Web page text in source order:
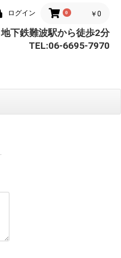
ログイン 0 ￥0
地下鉄難波駅から徒歩2分
TEL:06-6695-7970